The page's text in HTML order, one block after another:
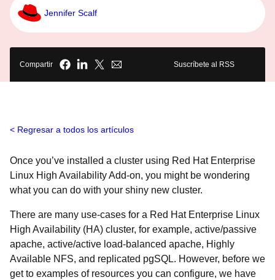
Jennifer Scalf
Compartir Suscríbete al RSS
Regresar a todos los artículos
Once you’ve installed a cluster using Red Hat Enterprise
Linux High Availability Add-on, you might be wondering
what you can do with your shiny new cluster.
There are many use-cases for a Red Hat Enterprise Linux
High Availability (HA) cluster, for example, active/passive
apache, active/active load-balanced apache, Highly
Available NFS, and replicated pgSQL. However, before we
get to examples of resources you can configure, we have